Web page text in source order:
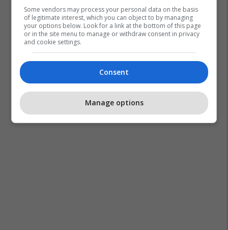
Some vendors may process your personal data on the basis
of legitimate interest, which you can object to by managing
your options below. Look for a link at the bottom of this page
or in the site menu to manage or withdraw consent in privacy
and cookie settings.
Consent
Manage options